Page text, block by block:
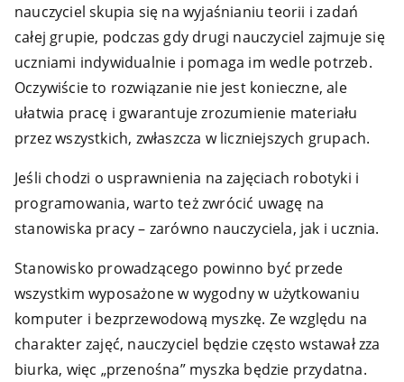
nauczyciel skupia się na wyjaśnianiu teorii i zadań
całej grupie, podczas gdy drugi nauczyciel zajmuje się
uczniami indywidualnie i pomaga im wedle potrzeb.
Oczywiście to rozwiązanie nie jest konieczne, ale
ułatwia pracę i gwarantuje zrozumienie materiału
przez wszystkich, zwłaszcza w liczniejszych grupach.
Jeśli chodzi o usprawnienia na zajęciach robotyki i
programowania, warto też zwrócić uwagę na
stanowiska pracy – zarówno nauczyciela, jak i ucznia.
Stanowisko prowadzącego powinno być przede
wszystkim wyposażone w wygodny w użytkowaniu
komputer i bezprzewodową myszkę. Ze względu na
charakter zajęć, nauczyciel będzie często wstawał zza
biurka, więc „przenośna” myszka będzie przydatna.